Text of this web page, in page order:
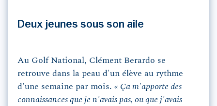
Deux jeunes sous son aile
Au Golf National, Clément Berardo se
retrouve dans la peau d'un élève au rythme
d'une semaine par mois. « Ça m'apporte des
connaissances que je n'avais pas, ou que j'avais